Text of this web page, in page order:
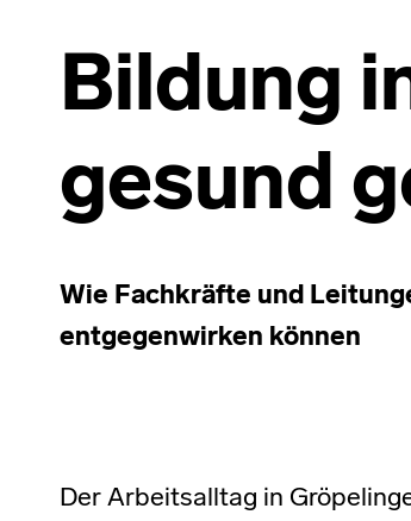
Bildung
gesund
Wie Fachkräfte und
entgegenwirken können
Der Arbeitsalltag in